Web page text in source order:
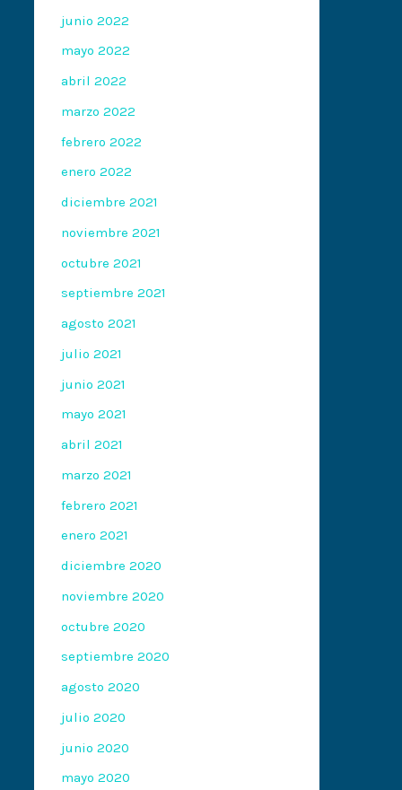
junio 2022
mayo 2022
abril 2022
marzo 2022
febrero 2022
enero 2022
diciembre 2021
noviembre 2021
octubre 2021
septiembre 2021
agosto 2021
julio 2021
junio 2021
mayo 2021
abril 2021
marzo 2021
febrero 2021
enero 2021
diciembre 2020
noviembre 2020
octubre 2020
septiembre 2020
agosto 2020
julio 2020
junio 2020
mayo 2020